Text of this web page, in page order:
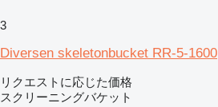
3
Diversen skeletonbucket RR-5-1600
リクエストに応じた価格
スクリーニングバケット